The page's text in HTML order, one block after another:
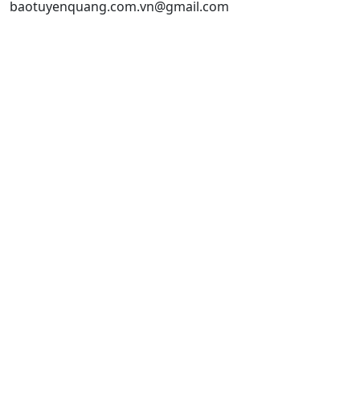
baotuyenquang.com.vn@gmail.com